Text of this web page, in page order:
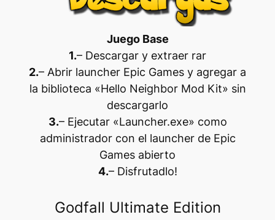
Juego Base
1.– Descargar y extraer rar
2.– Abrir launcher Epic Games y agregar a
la biblioteca «Hello Neighbor Mod Kit» sin
descargarlo
3.– Ejecutar «Launcher.exe» como
administrador con el launcher de Epic
Games abierto
4.– Disfrutadlo!
Godfall Ultimate Edition